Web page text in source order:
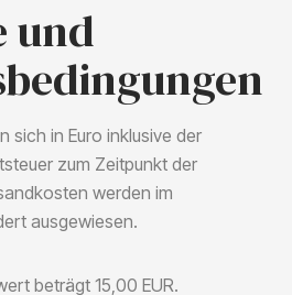
und
sich in Euro inklusive der
zum Zeitpunkt der
werden im
ausgewiesen.
beträgt 15,00 EUR.